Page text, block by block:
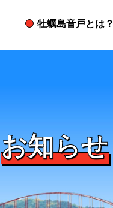
牡蠣島音戸とは？
お知らせ